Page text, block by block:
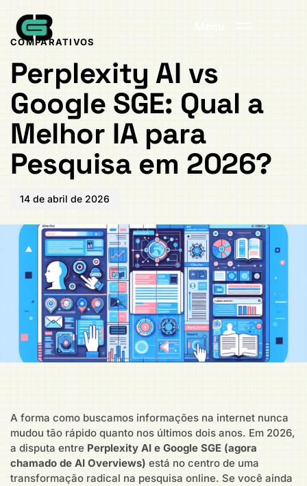
Menu
EM:
COMPARATIVOS
Perplexity AI vs
Google SGE: Qual a
Melhor IA para
Pesquisa em 2026?
em:
14 de abril de 2026
A forma como buscamos informações na internet nunca
mudou tão rápido quanto nos últimos dois anos. Em 2026,
a disputa entre Perplexity AI e Google SGE (agora
chamado de AI Overviews) está no centro de uma
transformação radical na pesquisa online. Se você ainda